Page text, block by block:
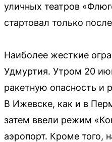
уличных театров
стартовал только
Наиболее жесткие
Удмуртия. Утром 20
ракетную опасность и
В Ижевске, как и в
затем ввели режим
аэропорт. Кроме того,